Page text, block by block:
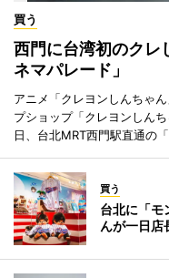
買う
西門に台湾初のクレ
ネマパレード」
アニメ「クレヨンしんちゃ
プショップ「クレヨンしん
日、台北MRT西門駅直通の
買う
台北に「
んが一日店